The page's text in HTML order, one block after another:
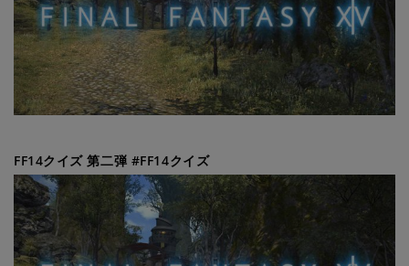
FF14クイズ 第二弾 #FF14クイズ